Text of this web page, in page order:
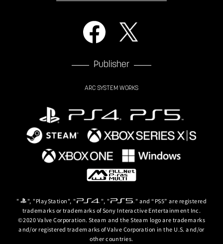
Publisher
ARC SYSTEM WORKS
" ", "PlayStation", " ", " " and “PS5” are registered
trademarks or trademarks of Sony Interactive Entertainment Inc.
©2020 Valve Corporation. Steam and the Steam logo are trademarks
and/or registered trademarks of Valve Corporation in the U.S. and/or
other countries.